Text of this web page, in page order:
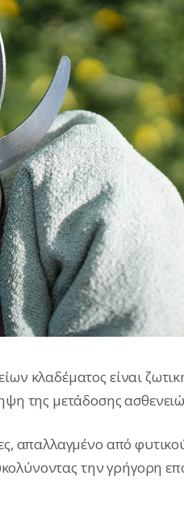
κλαδέματος είναι
της μετάδοσης
απαλλαγμένο από
την γρήγορη